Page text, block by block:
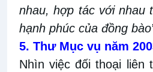
nhau, hợp tác với nhau
hạnh phúc của đồng
5. Thư Mục vụ năm
Nhìn việc đối thoại liên